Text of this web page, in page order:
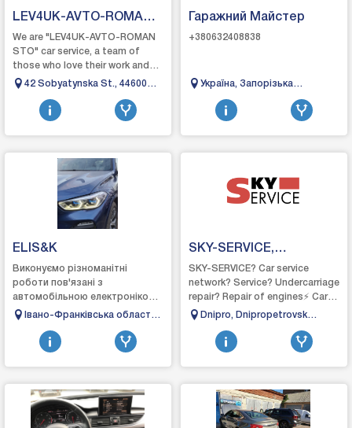
LEV4UK-AVTO-ROMA
CTO
We are "LEV4UK-AVTO-ROMAN
STO" car service, a team of
those who love their work and
are happy to help solve any
42 Sobyatynska St., 44600
Manevichi
Гаражний Майстер
+380632408838
Україна, Запорізька
ELIS&K
Виконуємо різноманітні
роботи пов'язані з
автомобільною електронікою,
зокрема: - Чипування авто -
управління&nbs...
Івано-Франківська область,
Івано-Франківськ,
Василіянок 16а
SKY-SERVICE,
Autoservice Dnipro
SKY-SERVICE? Car service
network? Service? Undercarriage
repair? Repair of engines⚡ Car
electrician❄ Car air conditioners
Dnipro, Dnipropetrovsk
Region, 27 Chernyshevskogo
Street